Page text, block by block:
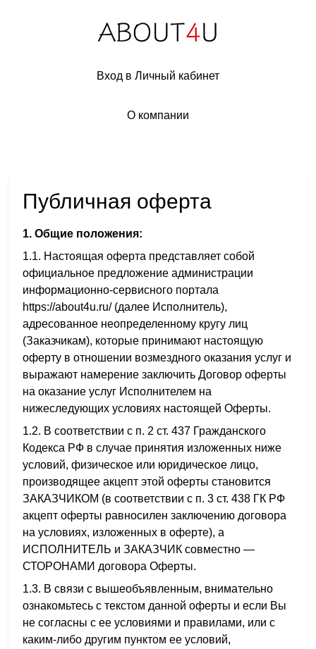
Вход в Личный кабинет
О компании
Публичная оферта
1. Общие положения:
1.1. Настоящая оферта представляет собой
официальное предложение администрации
информационно-сервисного портала
https://about4u.ru/ (далее Исполнитель),
адресованное неопределенному кругу лиц
(Заказчикам), которые принимают настоящую
оферту в отношении возмездного оказания услуг и
выражают намерение заключить Договор оферты
на оказание услуг Исполнителем на
нижеследующих условиях настоящей Оферты.
1.2. В соответствии с п. 2 ст. 437 Гражданского
Кодекса РФ в случае принятия изложенных ниже
условий, физическое или юридическое лицо,
производящее акцепт этой оферты становится
ЗАКАЗЧИКОМ (в соответствии с п. 3 ст. 438 ГК РФ
акцепт оферты равносилен заключению договора
на условиях, изложенных в оферте), а
ИСПОЛНИТЕЛЬ и ЗАКАЗЧИК совместно —
СТОРОНАМИ договора Оферты.
1.3. В связи с вышеобъявленным, внимательно
ознакомьтесь с текстом данной оферты и если Вы
не согласны с ее условиями и правилами, или с
каким-либо другим пунктом ее условий,